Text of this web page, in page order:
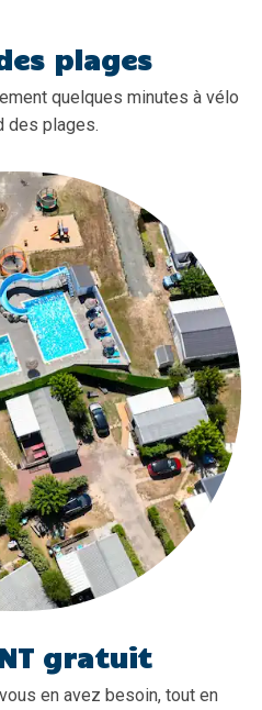
plages
quelques minutes à vélo
des plages.
gratuit
en avez besoin, tout en